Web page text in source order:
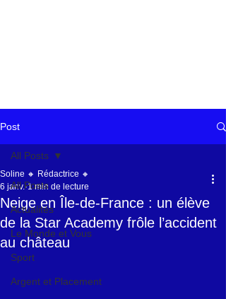
Post
All Posts
Actualités
Le Monde et Vous
Sport
Argent et Placement
All Posts
Neige en Île-de-France : un élève
de la Star Academy frôle l’accident
au château
Soline 🔸 Rédactrice 🔸
6 janv. 1 min de lecture